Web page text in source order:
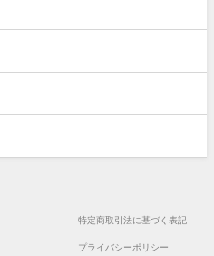
特定商取引法に基づく表記
プライバシーポリシー